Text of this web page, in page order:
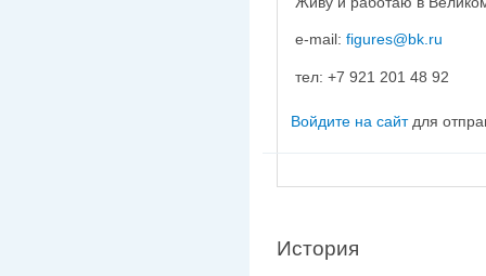
e-mail: figures@bk.ru
тел: +7 921 201 48 92
Войдите на сайтдля
История